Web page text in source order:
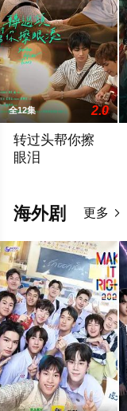
全12集 2.0
转过头帮你擦
眼泪
海外剧 更多 